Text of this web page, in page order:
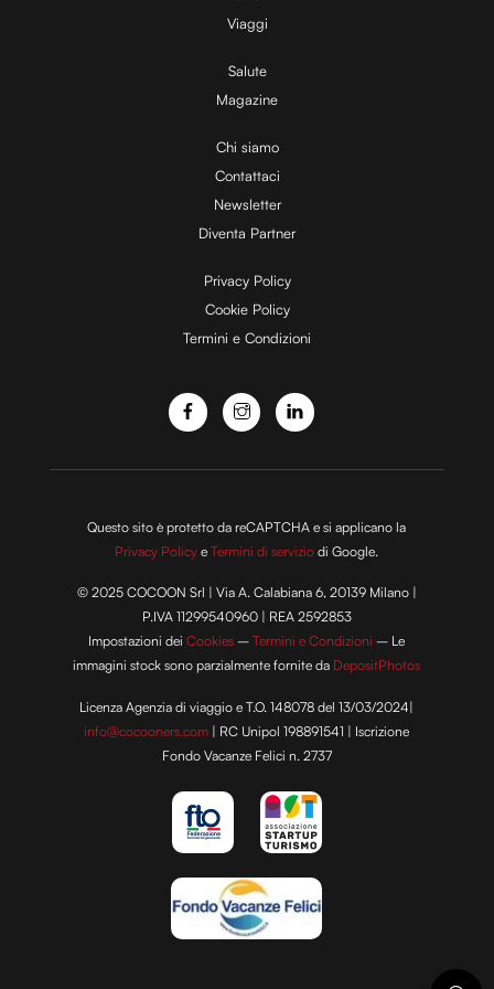
V
i
d
e
o
Viaggi
Salute
Magazine
Chi siamo
Contattaci
Newsletter
Diventa Partner
Privacy Policy
Cookie Policy
Termini e Condizioni
Questo sito è protetto da reCAPTCHA e si applicano la
Privacy Policy eTermini di servizio di Google.
© 2025 COCOON Srl | Via A. Calabiana 6, 20139 Milano |
P.IVA 11299540960 | REA 2592853
Impostazioni deiCookies –Termini e Condizioni – Le
immagini stock sono parzialmente fornite da DepositPhotos
Licenza Agenzia di viaggio e T.O. 148078 del 13/03/2024|
info@cocooners.com | RC Unipol 198891541 | Iscrizione
Fondo Vacanze Felici n. 2737